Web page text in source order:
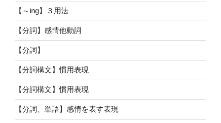
【～ing】３用法
【分詞】感情他動詞
【分詞】
【分詞構文】慣用表現
【分詞構文】慣用表現
【分詞、単語】感情を表す表現